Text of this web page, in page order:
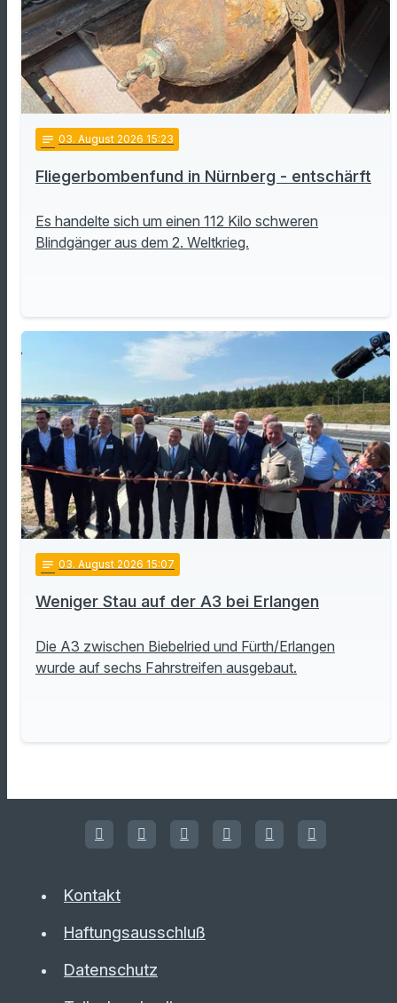
notes 03. August 2026 15:23
Fliegerbombenfund in Nürnberg - entschärft
Es handelte sich um einen 112 Kilo schweren
Blindgänger aus dem 2. Weltkrieg.
notes 03. August 2026 15:07
Weniger Stau auf der A3 bei Erlangen
Die A3 zwischen Biebelried und Fürth/Erlangen
wurde auf sechs Fahrstreifen ausgebaut.
Kontakt
Haftungsausschluß
Datenschutz